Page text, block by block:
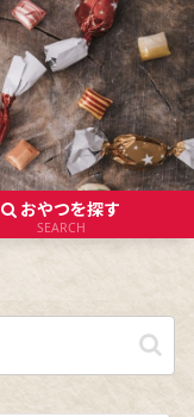
おやつを探す
SEARCH